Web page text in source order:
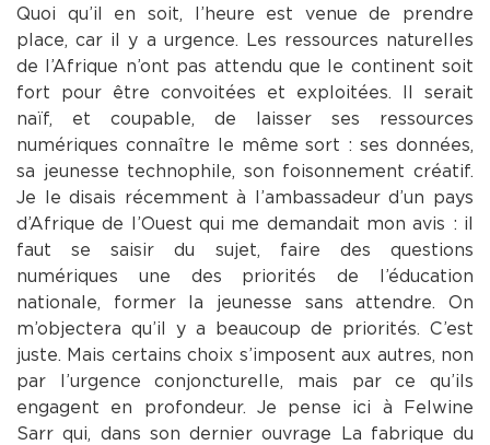
Quoi qu’il en soit, l’heure est venue de prendre
place, car il y a urgence. Les ressources naturelles
de l’Afrique n’ont pas attendu que le continent soit
fort pour être convoitées et exploitées. Il serait
naïf, et coupable, de laisser ses ressources
numériques connaître le même sort : ses données,
sa jeunesse technophile, son foisonnement créatif.
Je le disais récemment à l’ambassadeur d’un pays
d’Afrique de l’Ouest qui me demandait mon avis : il
faut se saisir du sujet, faire des questions
numériques une des priorités de l’éducation
nationale, former la jeunesse sans attendre. On
m’objectera qu’il y a beaucoup de priorités. C’est
juste. Mais certains choix s’imposent aux autres, non
par l’urgence conjoncturelle, mais par ce qu’ils
engagent en profondeur. Je pense ici à Felwine
Sarr qui, dans son dernier ouvrage La fabrique du